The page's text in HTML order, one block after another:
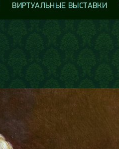
ВИРТУАЛЬНЫЕ ВЫСТАВКИ